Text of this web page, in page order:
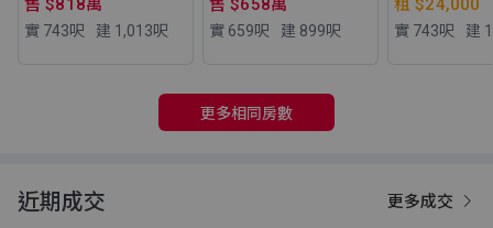
售 $818萬
實 743呎 建 1,013呎
售 $658萬
實 659呎 建 899呎
租 $24,000
實 743呎 建
更多相同房數
近期成交 更多成交